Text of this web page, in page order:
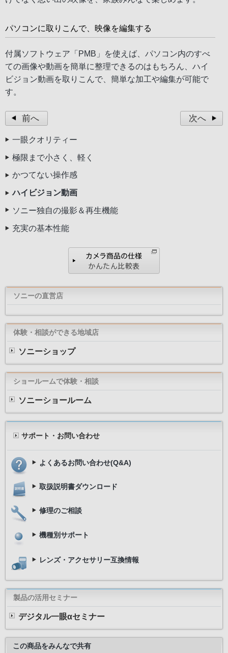
パソコンに取りこんで、映像を編集する
付属ソフトウェア「PMB」を使えば、パソコン内のすべ
ての画像や動画を簡単に整理できるのはもちろん、ハイ
ビジョン動画を取りこんで、簡単な加工や編集が可能で
す。
前へ 次へ
一眼クオリティー
極限まで小さく、軽く
かつてない操作感
ハイビジョン動画
ソニー独自の撮影＆再生機能
充実の基本性能
ソニーの直営店
体験・相談ができる地域店
ソニーショップ
ショールームで体験・相談
ソニーショールーム
サポート・お問い合わせ
よくあるお問い合わせ(Q&A)
取扱説明書ダウンロード
修理のご相談
機種別サポート
レンズ・アクセサリー互換情報
製品の活用セミナー
デジタル一眼αセミナー
この商品をみんなで共有